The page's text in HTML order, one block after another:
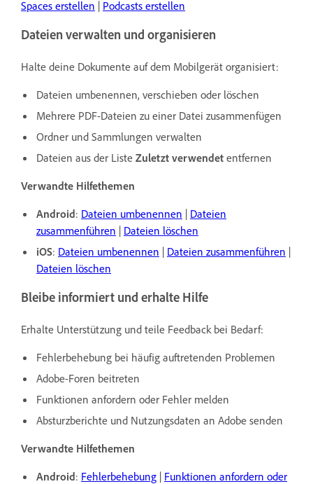
Spaces erstellen | Podcasts erstellen
Dateien verwalten und organisieren
Halte deine Dokumente auf dem Mobilgerät organisiert:
Dateien umbenennen, verschieben oder löschen
Mehrere PDF-Dateien zu einer Datei zusammenfügen
Ordner und Sammlungen verwalten
Dateien aus der Liste Zuletzt verwendet entfernen
Verwandte Hilfethemen
Android: Dateien umbenennen | Dateien
zusammenführen | Dateien löschen
iOS: Dateien umbenennen | Dateien zusammenführen |
Dateien löschen
Bleibe informiert und erhalte Hilfe
Erhalte Unterstützung und teile Feedback bei Bedarf:
Fehlerbehebung bei häufig auftretenden Problemen
Adobe-Foren beitreten
Funktionen anfordern oder Fehler melden
Absturzberichte und Nutzungsdaten an Adobe senden
Verwandte Hilfethemen
Android: Fehlerbehebung | Funktionen anfordern oder